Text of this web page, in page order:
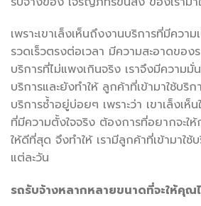
เพราะเขาเล็งเห็นถึงงานบริการที่มีควา
รวดเร็วตรงต่อเวลา มีความสะอาดขอ
บริการที่ไม่แพงเกินจริง เราจึงมีความมั่
บริการและยังทำให้ ลูกค้าที่เข้ามาใช้บริก
บริการซ้ำอยู่บ่อยๆ เพราะว่า เขาเล็งเห็
ที่มีความตั้งใจจริง ต้องการที่อยากจะใ
ให้ดีที่สุด จึงทำให้ เรามีลูกค้าที่เข้ามาใช้
แต่ละวัน
รถรับจ้างหลากหลายขนาดที่จะให้คุณ